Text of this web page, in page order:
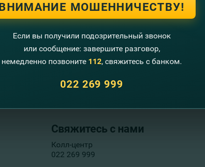
Свяжитесь с нами
Колл-центр
022 269 999
МОШЕННИЧЕСТВУ!
Если вы получили подозрительный звонок
или сообщение: завершите разговор,
немедленно позвоните 112, свяжитесь с банком.
022 269 999